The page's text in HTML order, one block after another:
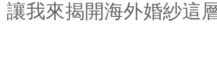
讓我來揭開海外婚紗這